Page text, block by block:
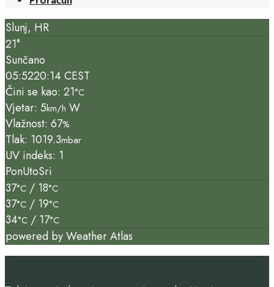
Slunj, HR
21°
Sunčano
05:5220:14 CEST
Čini se kao: 21°C
Vjetar: 5km/h W
Vlažnost: 67%
Tlak: 1019.3mbar
UV indeks: 1
PonUtoSri
37°C / 18°C
37°C / 19°C
34°C / 17°C
powered byWeather Atlas